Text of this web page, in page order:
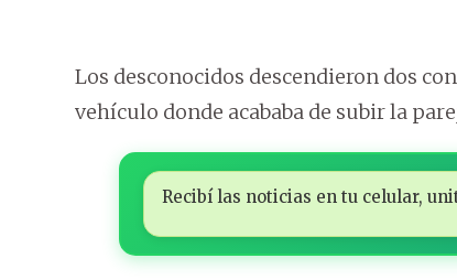
Los desconocidos descendieron dos
vehículo donde acababa de subir la
Recibí las noticias en tu celular,